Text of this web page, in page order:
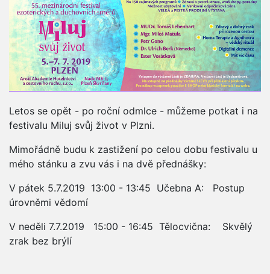
Letos se opět - po roční odmlce - můžeme potkat i na
festivalu Miluj svůj život v Plzni.
Mimořádně budu k zastižení po celou dobu festivalu u
mého stánku a zvu vás i na dvě přednášky:
V pátek 5.7.2019 13:00 - 13:45 Učebna A: Postup
úrovněmi vědomí
V neděli 7.7.2019 15:00 - 16:45 Tělocvična: Skvělý
zrak bez brýlí